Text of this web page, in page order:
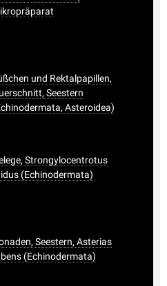
und Rektalpapillen,
Seestern
Asteroidea)
Strongylocentrotus
(Echinodermata)
Seestern, Asterias
(Echinodermata)